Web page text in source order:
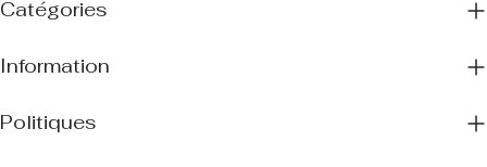
Catégories
Information
Politiques